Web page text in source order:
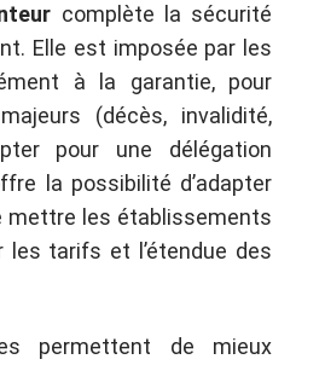
complète la sécurité
Elle est imposée par les
à la garantie, pour
(décès, invalidité,
pour une délégation
la possibilité d’adapter
mettre les établissements
les tarifs et l’étendue des
permettent de mieux